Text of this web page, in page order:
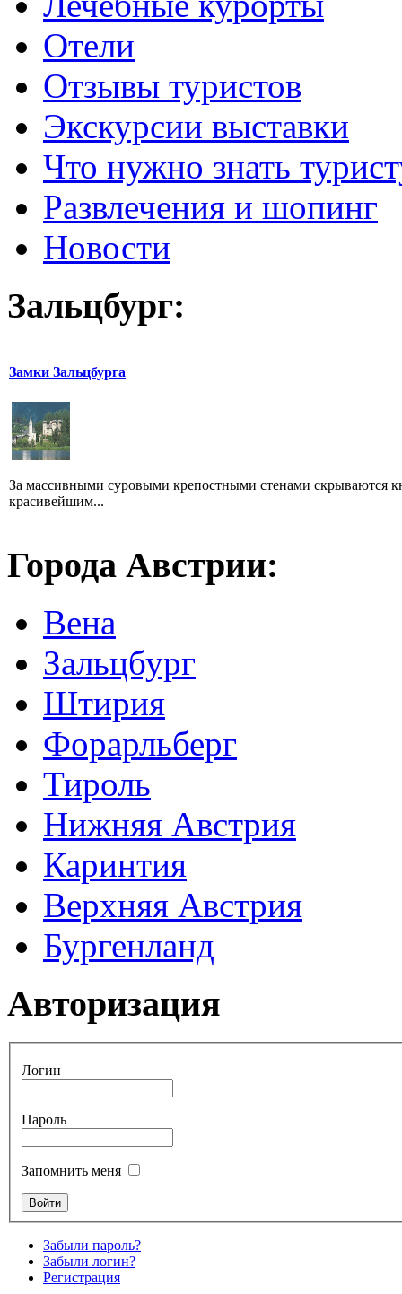
Отели
Отзывы туристов
Экскурсии выставки
Что нужно знать
Развлечения и шопинг
Новости
Зальцбург:
Замки Зальцбурга
За массивными суровыми крепостными стенами скрываются
красивейшим...
Города Австрии:
Вена
Зальцбург
Штирия
Форарльберг
Тироль
Нижняя Австрия
Каринтия
Верхняя Австрия
Бургенланд
Авторизация
Логин
Пароль
Запомнить меня
Забыли пароль?
Забыли логин?
Регистрация